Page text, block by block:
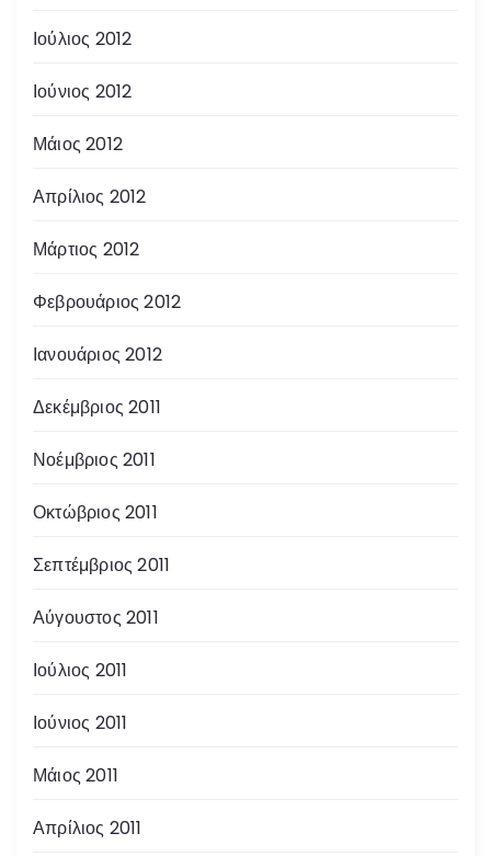
Ιούλιος 2012
Ιούνιος 2012
Μάιος 2012
Απρίλιος 2012
Μάρτιος 2012
Φεβρουάριος 2012
Ιανουάριος 2012
Δεκέμβριος 2011
Νοέμβριος 2011
Οκτώβριος 2011
Σεπτέμβριος 2011
Αύγουστος 2011
Ιούλιος 2011
Ιούνιος 2011
Μάιος 2011
Απρίλιος 2011